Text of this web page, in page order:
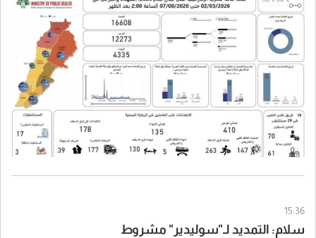
15:36
سلام: التمديد لـ"سوليدير" مشروط